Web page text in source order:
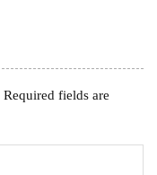
Required fields are